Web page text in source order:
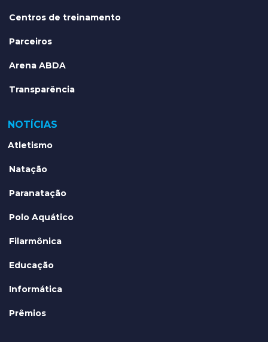
Centros de treinamento
Parceiros
Arena ABDA
Transparência
NOTÍCIAS
Atletismo
Natação
Paranatação
Polo Aquático
Filarmônica
Educação
Informática
Prêmios